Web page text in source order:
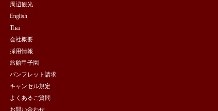
周辺観光
English
Thai
会社概要
採用情報
旅館甲子園
パンフレット請求
キャンセル規定
よくあるご質問
お問い合わせ